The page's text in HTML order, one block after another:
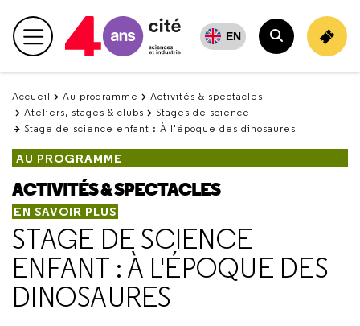
en
haut Menu principal EN
Rechercher
Accueil Au programme
Activités & spectacles
Ateliers, stages & clubs
Stages de science
Stage de science enfant : À l'époque des dinosaures
AU PROGRAMME
ACTIVITÉS & SPECTACLES
EN SAVOIR PLUS
STAGE DE SCIENCE
ENFANT : À L'ÉPOQUE DES
DINOSAURES